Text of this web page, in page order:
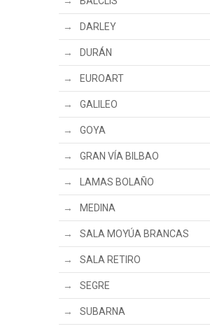
DARLEY
DURÁN
EUROART
GALILEO
GOYA
GRAN VÍA BILBAO
LAMAS BOLAÑO
MEDINA
SALA MOYÚA BRANCAS
SALA RETIRO
SEGRE
SUBARNA